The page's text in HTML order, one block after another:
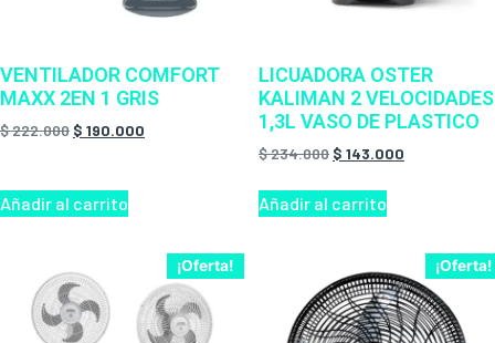
VENTILADOR COMFORT
MAXX 2EN 1 GRIS
$222.000 $ 190.000
Añadir al carrito
LICUADORA OSTER
KALIMAN 2 VELOCIDADES
1,3L VASO DE PLASTICO
$234.000 $ 143.000
Añadir al carrito
¡Oferta! ¡Oferta!